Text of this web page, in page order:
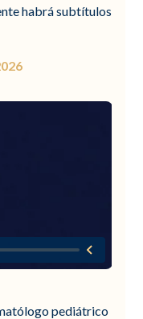
habrá subtítulos
pediátrico